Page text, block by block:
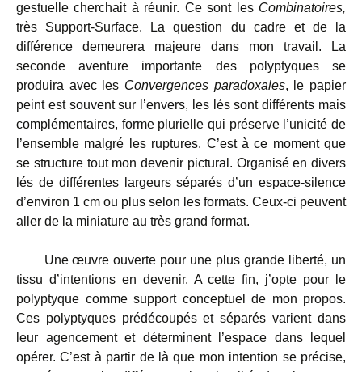
gestuelle cherchait à réunir. Ce sont les Combinatoires,
très Support-Surface. La question du cadre et de la
différence demeurera majeure dans mon travail. La
seconde aventure importante des polyptyques se
produira avec les Convergences paradoxales, le papier
peint est souvent sur l’envers, les lés sont différents mais
complémentaires, forme plurielle qui préserve l’unicité de
l’ensemble malgré les ruptures. C’est à ce moment que
se structure tout mon devenir pictural. Organisé en divers
lés de différentes largeurs séparés d’un espace-silence
d’environ 1 cm ou plus selon les formats. Ceux-ci peuvent
aller de la miniature au très grand format.
Une œuvre ouverte pour une plus grande liberté, un
tissu d’intentions en devenir. A cette fin, j’opte pour le
polyptyque comme support conceptuel de mon propos.
Ces polyptyques prédécoupés et séparés varient dans
leur agencement et déterminent l’espace dans lequel
opérer. C’est à partir de là que mon intention se précise,